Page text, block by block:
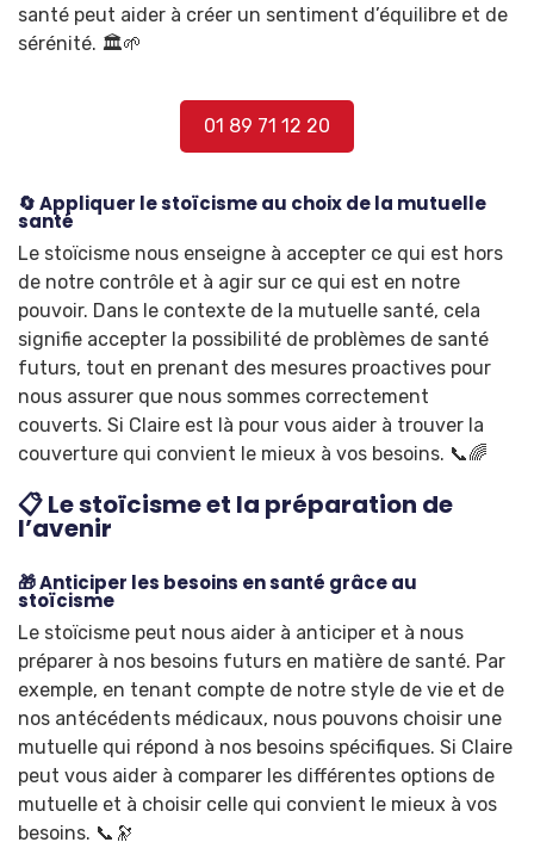
santé peut aider à créer un sentiment d’équilibre et de
sérénité. 🏛️🌱
01 89 71 12 20
🔄 Appliquer le stoïcisme au choix de la mutuelle
santé
Le stoïcisme nous enseigne à accepter ce qui est hors
de notre contrôle et à agir sur ce qui est en notre
pouvoir. Dans le contexte de la mutuelle santé, cela
signifie accepter la possibilité de problèmes de santé
futurs, tout en prenant des mesures proactives pour
nous assurer que nous sommes correctement
couverts. Si Claire est là pour vous aider à trouver la
couverture qui convient le mieux à vos besoins. 📞🌈
📋 Le stoïcisme et la préparation de
l’avenir
🎁 Anticiper les besoins en santé grâce au
stoïcisme
Le stoïcisme peut nous aider à anticiper et à nous
préparer à nos besoins futurs en matière de santé. Par
exemple, en tenant compte de notre style de vie et de
nos antécédents médicaux, nous pouvons choisir une
mutuelle qui répond à nos besoins spécifiques. Si Claire
peut vous aider à comparer les différentes options de
mutuelle et à choisir celle qui convient le mieux à vos
besoins. 📞🔭